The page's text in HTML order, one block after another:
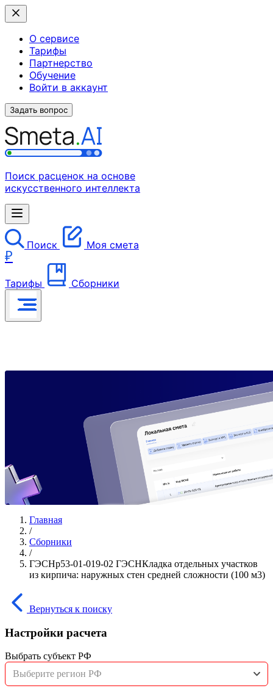
О сервисе
Тарифы
Партнерство
Обучение
Войти в аккаунт
Задать вопрос
Поиск расценок на основе
искусственного интеллекта
Поиск Моя смета
₽
Тарифы Сборники
Главная
/
Сборники
/
ГЭСНр53-01-019-02 ГЭСНКладка отдельных участков
из кирпича: наружных стен средней сложности (100 м3)
Вернуться к поиску
Настройки расчета
Выбрать субъект РФ
Выберите регион РФ